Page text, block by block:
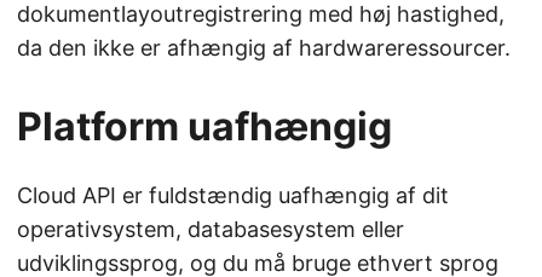
dokumentlayoutregistrering med høj hastighed,
da den ikke er afhængig af hardwareressourcer.
Platform uafhængig
Cloud API er fuldstændig uafhængig af dit
operativsystem, databasesystem eller
udviklingssprog, og du må bruge ethvert sprog